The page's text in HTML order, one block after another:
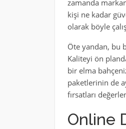
zamanda
kişi ne kadar
olarak böyle
Öte yandan, bu
Kaliteyi ön
bir elma
paketlerinin de
fırsatları
Online